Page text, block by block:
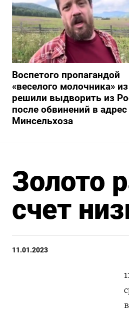
Воспетого пропагандой
«веселого молочника»
решили выдворить из
после обвинений в адрес
Минсельхоза
Золото
счет
11.01.2023